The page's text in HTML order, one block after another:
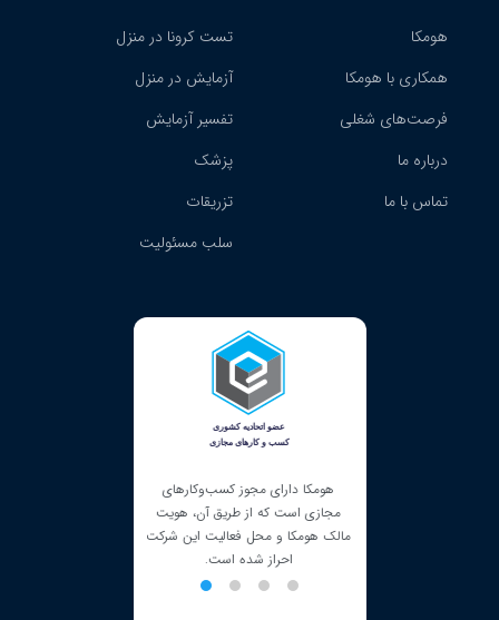
هومکا
همکاری با هومکا
فرصت‌های شغلی
درباره ما
تماس با ما
تست کرونا در منزل
آزمایش در منزل
تفسیر آزمایش
پزشک
تزریقات
سلب مسئولیت
هومکا دارای مجوز کسب‌و‌کارهای
مجازی است که از طریق آن، هویت
مالک هومکا و محل فعالیت این شرکت
احراز شده است.